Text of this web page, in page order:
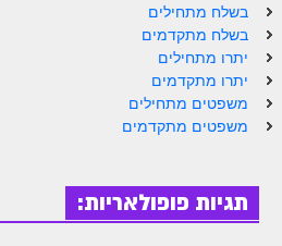
הזוהר הקדוש יתרו מתחילים
הזוהר הקדוש יתרו מתקדמים
משפטים מתחילים
הזוהר הקדוש משפטים מתקדמים
הזוהר הקדוש תרומה מתקדמים
בשלח מתחילים
בשלח מתקדמים
יתרו מתחילים
יתרו מתקדמים
משפטים מתחילים
משפטים מתקדמים
תגיות פופולאריות: